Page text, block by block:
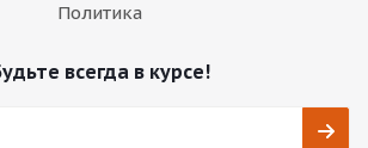
Политика
всегда в курсе!